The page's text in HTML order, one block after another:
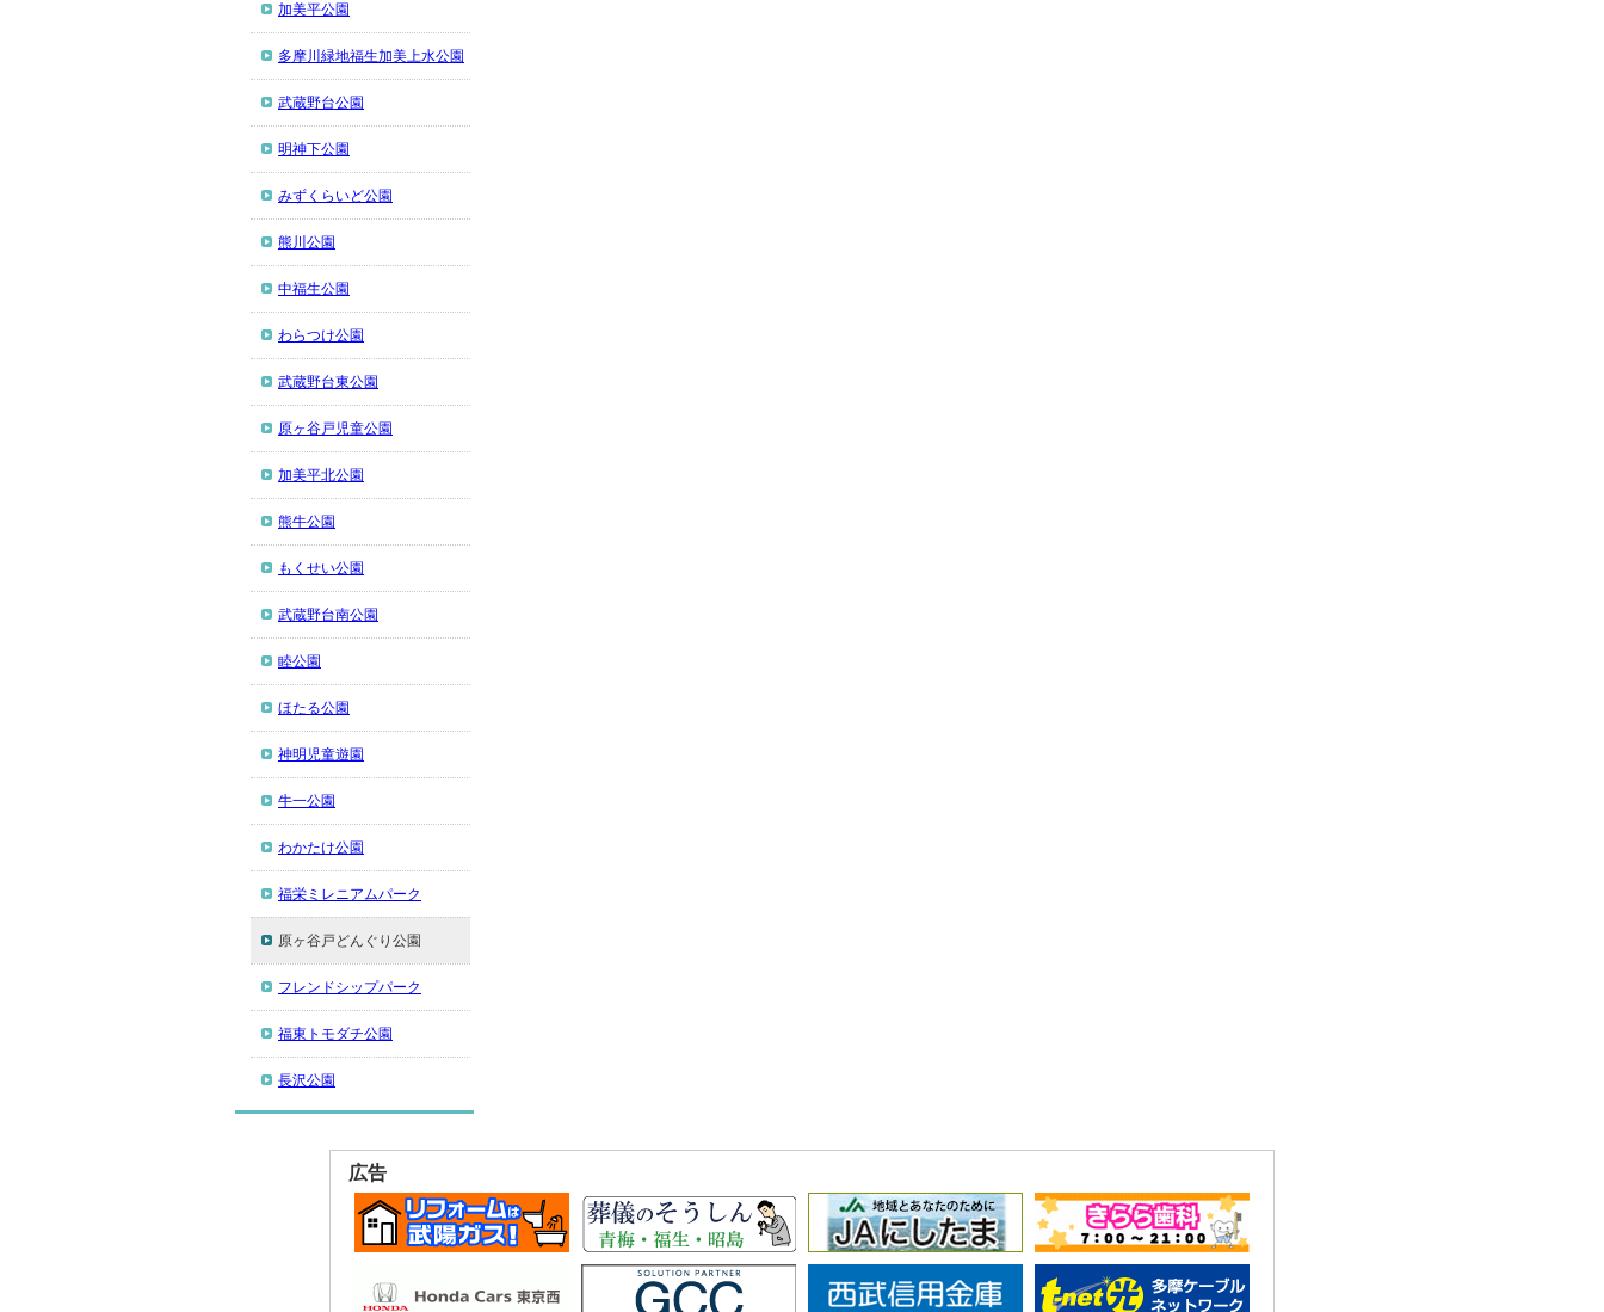
加美平公園
多摩川緑地福生加美上水公園
武蔵野台公園
明神下公園
みずくらいど公園
熊川公園
中福生公園
わらつけ公園
武蔵野台東公園
原ヶ谷戸児童公園
加美平北公園
熊牛公園
もくせい公園
武蔵野台南公園
睦公園
ほたる公園
神明児童遊園
牛一公園
わかたけ公園
福栄ミレニアムパーク
原ヶ谷戸どんぐり公園
フレンドシップパーク
福東トモダチ公園
長沢公園
広告